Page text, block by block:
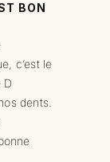
BON
c’est le
D
dents.